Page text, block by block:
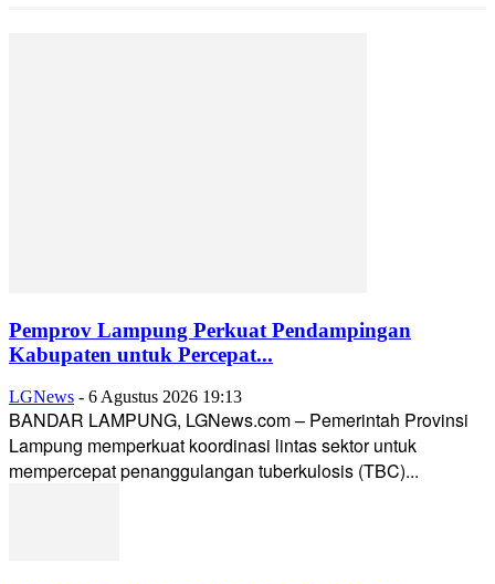
Pemprov Lampung Perkuat Pendampingan
Kabupaten untuk Percepat...
LGNews - 6 Agustus 2026 19:13
BANDAR LAMPUNG, LGNews.com – Pemerintah Provinsi
Lampung memperkuat koordinasi lintas sektor untuk
mempercepat penanggulangan tuberkulosis (TBC)...